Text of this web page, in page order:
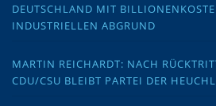
DEUTSCHLAND MIT
INDUSTRIELLEN ABGRUND
MARTIN REICHARDT: NACH
CDU/CSU BLEIBT PARTEI DER